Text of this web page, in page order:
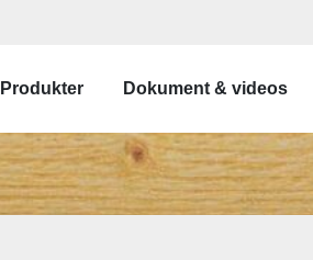
Main navigation
Produkter Dokument & videos